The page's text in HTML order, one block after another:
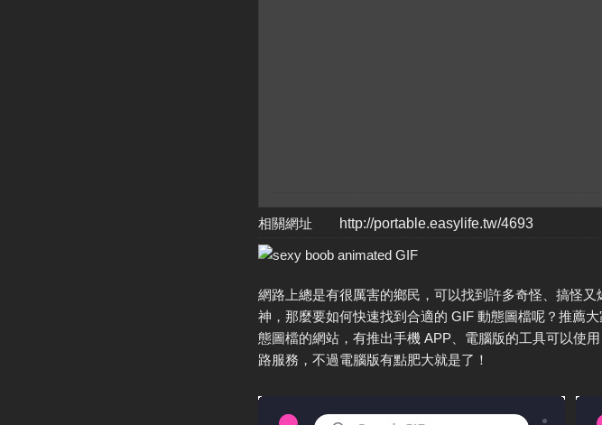
相關網址 http://portable.easylife.tw/4693
網路上總是有很厲害的鄉民，可以找到許多奇怪、搞怪
神，那麼要如何快速找到合適的 GIF 動態圖檔呢？推薦
態圖檔的網站，有推出手機 APP、電腦版的工具可以使
路服務，不過電腦版有點肥大就是了！